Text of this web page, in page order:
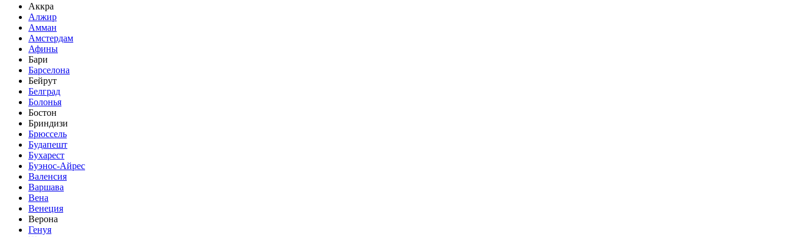
Аккра
Алжир
Амман
Амстердам
Афины
Бари
Барселона
Бейрут
Белград
Болонья
Бостон
Бриндизи
Брюссель
Будапешт
Бухарест
Буэнос-Айрес
Валенсия
Варшава
Вена
Венеция
Верона
Генуя